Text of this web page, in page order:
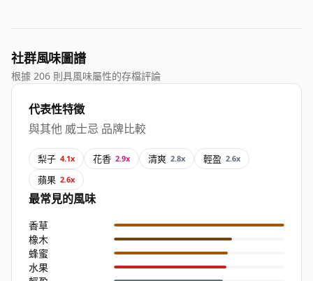
社群風味圖譜
根據 206 則具風味屬性的存檔評論
代表性特徵
與其他 威士忌 品牌比較
梨子 4.1x 花香 2.9x 清爽 2.8x 輕盈 2.6x
蘋果 2.6x
最常見的風味
香草
橡木
蜂蜜
水果